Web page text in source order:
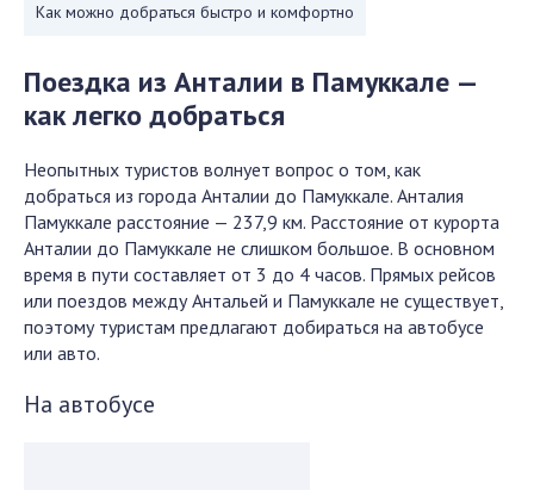
Как можно добраться быстро и комфортно
Поездка из Анталии в Памуккале —
как легко добраться
Неопытных туристов волнует вопрос о том, как
добраться из города Анталии до Памуккале. Анталия
Памуккале расстояние — 237,9 км. Расстояние от курорта
Анталии до Памуккале не слишком большое. В основном
время в пути составляет от 3 до 4 часов. Прямых рейсов
или поездов между Антальей и Памуккале не существует,
поэтому туристам предлагают добираться на автобусе
или авто.
На автобусе